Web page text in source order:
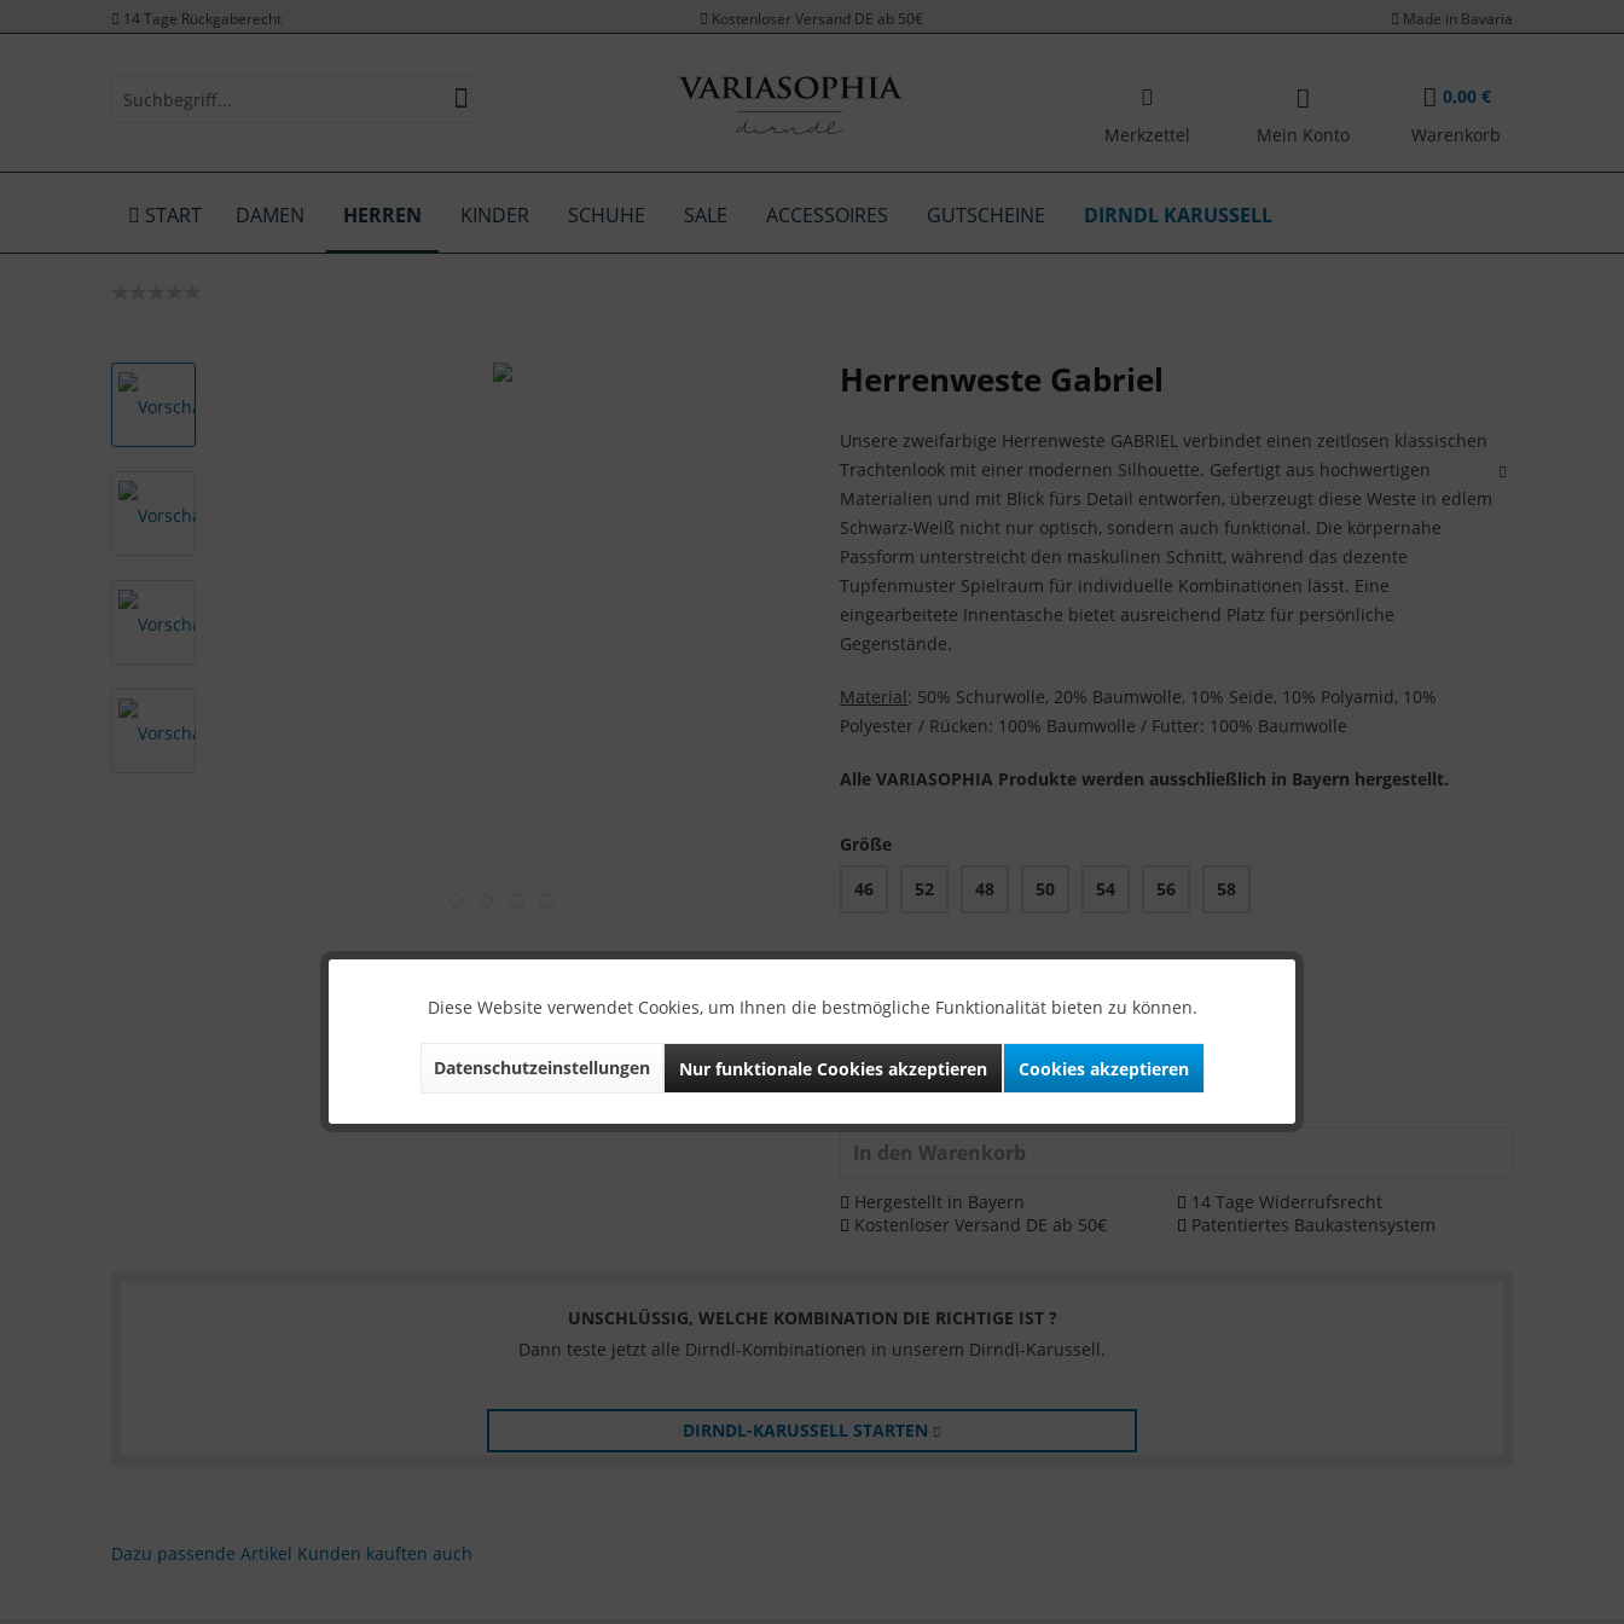
14 Tage Rückgaberecht Kostenloser Versand DE ab 50€ Made in Bavaria
Merkzettel Mein Konto
0,00 €
Warenkorb
START DAMEN HERREN KINDER SCHUHE SALE ACCESSOIRES GUTSCHEINE DIRNDL KARUSSELL
Herrenweste Gabriel
Unsere zweifarbige Herrenweste GABRIEL verbindet einen zeitlosen klassischen
Trachtenlook mit einer modernen Silhouette. Gefertigt aus hochwertigen
Materialien und mit Blick fürs Detail entworfen, überzeugt diese Weste in edlem
Schwarz-Weiß nicht nur optisch, sondern auch funktional. Die körpernahe
Passform unterstreicht den maskulinen Schnitt, während das dezente
Tupfenmuster Spielraum für individuelle Kombinationen lässt. Eine
eingearbeitete Innentasche bietet ausreichend Platz für persönliche
Gegenstände.
Material: 50% Schurwolle, 20% Baumwolle, 10% Seide, 10% Polyamid, 10%
Polyester / Rücken: 100% Baumwolle / Futter: 100% Baumwolle
Alle VARIASOPHIA Produkte werden ausschließlich in Bayern hergestellt.
Größe
46
52 48 50 54 56 58
359,00 €
In den Warenkorb
Hergestellt in Bayern
14 Tage Widerrufsrecht
Kostenloser Versand DE ab 50€
Patentiertes Baukastensystem
UNSCHLÜSSIG, WELCHE KOMBINATION DIE RICHTIGE IST ?
Dann teste jetzt alle Dirndl-Kombinationen in unserem Dirndl-Karussell.
DIRNDL-KARUSSELL STARTEN
Dazu passende Artikel Kunden kauften auch
Diese Website verwendet Cookies, um Ihnen die bestmögliche Funktionalität bieten zu können.
Datenschutzeinstellungen Nur funktionale Cookies akzeptieren Cookies akzeptieren